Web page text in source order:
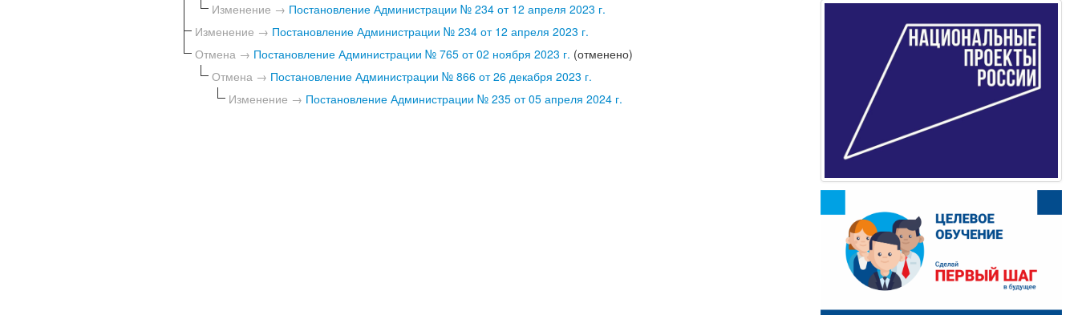
Изменение → Постановление Администрации № 234 от 12 апреля 2023 г.
Изменение → Постановление Администрации № 234 от 12 апреля 2023 г.
Отмена → Постановление Администрации № 765 от 02 ноября 2023 г. (отменено)
Отмена → Постановление Администрации № 866 от 26 декабря 2023 г.
Изменение → Постановление Администрации № 235 от 05 апреля 2024 г.